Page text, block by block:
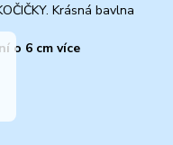
Krásná bavlna
o 6 cm více